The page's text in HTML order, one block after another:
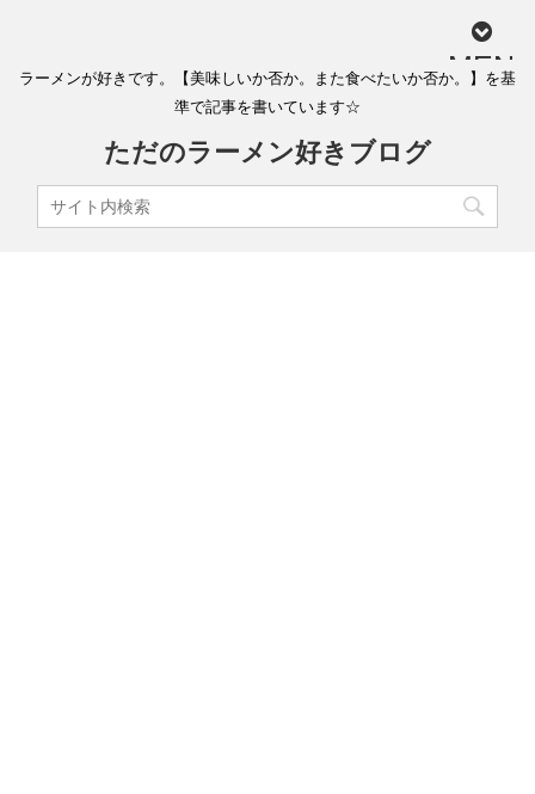
MEN
ラーメンが好きです。【美味しいか否か。また食べたいか否か。】を基
準で記事を書いています☆
ただのラーメン好きブログ